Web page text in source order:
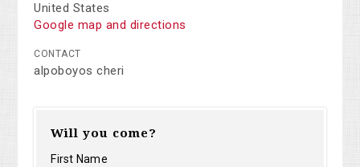
United States
Google map and directions
CONTACT
alpoboyos cheri
Will you come?
First Name